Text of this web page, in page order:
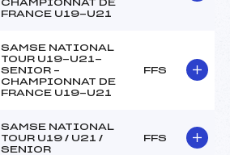
CHAMPIONNAT DE
FRANCE U19-U21
SAMSE NATIONAL
TOUR U19-U21-
SENIOR –
CHAMPIONNAT DE
FRANCE U19-U21
FFS
SAMSE NATIONAL
TOUR U19 / U21 /
SENIOR
FFS